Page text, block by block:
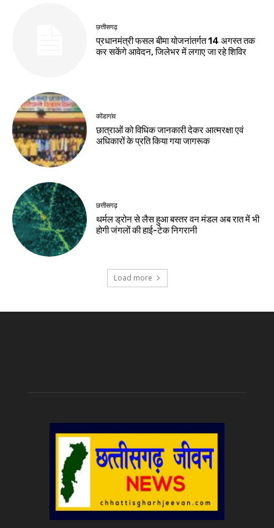
छत्तीसगढ़
प्रधानमंत्री फसल बीमा योजनांतर्गत 14 अगस्त तक
कर सकेंगे आवेदन, जिलेभर में लगाए जा रहे शिविर
कोंडागांव
छात्राओं को विधिक जानकारी देकर आत्मरक्षा एवं
अधिकारों के प्रति किया गया जागरूक
छत्तीसगढ़
थर्मल ड्रोन से लैस हुआ बस्तर वन मंडल अब रात में भी
होगी जंगलों की हाई-टेक निगरानी
Load more